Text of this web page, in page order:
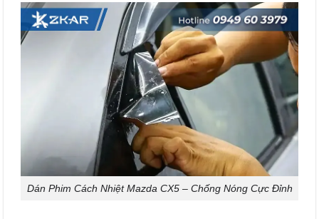
Dán Phim Cách Nhiệt Mazda CX5 – Chống Nóng Cực Đỉnh